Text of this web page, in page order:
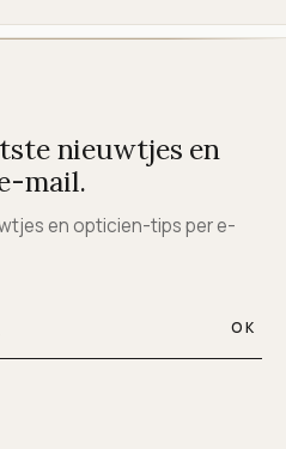
nieuwtjes en
mail.
en opticien-tips per e-
OK